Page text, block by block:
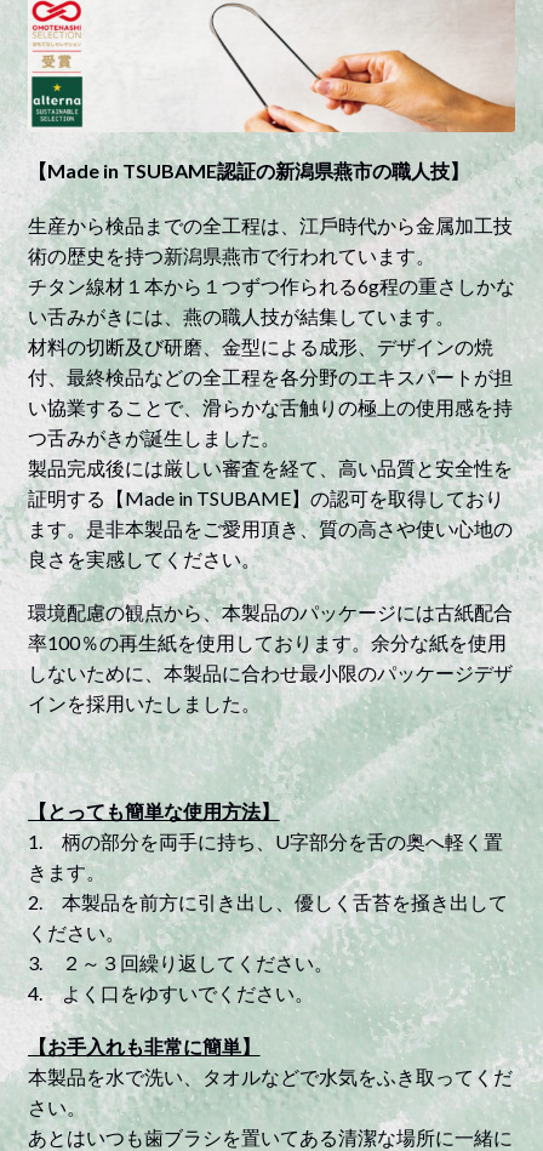
【Made in TSUBAME認証の新潟県燕市の職人技】
⽣産から検品までの全⼯程は、江⼾時代から⾦属加⼯技
術の歴史を持つ新潟県燕市で⾏われています。
チタン線材１本から１つずつ作られる6g程の重さしかな
い⾆みがきには、燕の職⼈技が結集しています。
材料の切断及び研磨、⾦型による成形、デザインの焼
付、最終検品などの全⼯程を各分野のエキスパートが担
い協業することで、滑らかな⾆触りの極上の使⽤感を持
つ⾆みがきが誕⽣しました。
製品完成後には厳しい審査を経て、⾼い品質と安全性を
証明する【Made in TSUBAME】の認可を取得しており
ます。是非本製品をご愛用頂き、質の高さや使い心地の
良さを実感してください。
環境配慮の観点から、本製品のパッケージには古紙配合
率100％の再生紙を使用しております。余分な紙を使用
しないために、本製品に合わせ最小限のパッケージデザ
インを採用いたしました。
【とっても簡単な使用方法】
1. 柄の部分を両手に持ち、U字部分を舌の奥へ軽く置
きます。
2. 本製品を前方に引き出し、優しく舌苔を掻き出して
ください。
3. ２～３回繰り返してください。
4. よく口をゆすいでください。
【お手入れも非常に簡単】
本製品を水で洗い、タオルなどで水気をふき取ってくだ
さい。
あとはいつも歯ブラシを置いてある清潔な場所に一緒に